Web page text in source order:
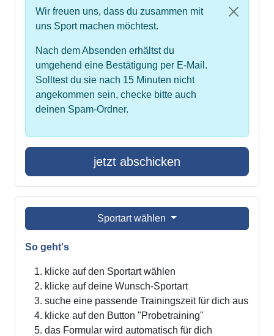
Wir freuen uns, dass du zusammen mit
uns Sport machen möchtest.
Nach dem Absenden erhältst du
umgehend eine Bestätigung per E-Mail.
Solltest du sie nach 15 Minuten nicht
angekommen sein, checke bitte auch
deinen Spam-Ordner.
jetzt abschicken
Sportart wählen
So geht's
klicke auf den Sportart wählen
klicke auf deine Wunsch-Sportart
suche eine passende Trainingszeit für dich aus
klicke auf den Button "Probetraining"
das Formular wird automatisch für dich